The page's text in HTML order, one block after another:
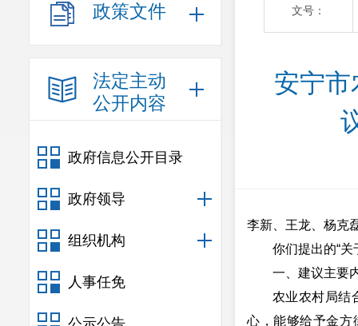
政策文件
法定主动
公开内容
政府信息公开目录
政府领导
组织机构
人事任免
文号：
安宁
李新、王龙、杨克
你们提出的“
一、建议主要
农业农村局结
心，能够给予金方